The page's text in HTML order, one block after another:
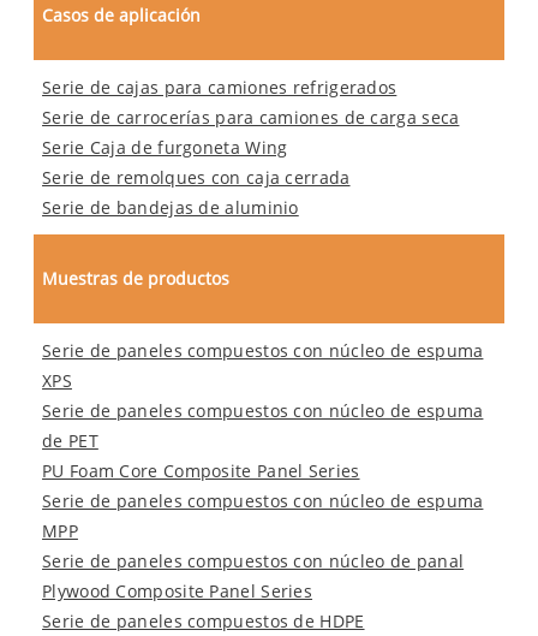
Casos de aplicación
Serie de cajas para camiones refrigerados
Serie de carrocerías para camiones de carga seca
Serie Caja de furgoneta Wing
Serie de remolques con caja cerrada
Serie de bandejas de aluminio
Muestras de productos
Serie de paneles compuestos con núcleo de espuma
XPS
Serie de paneles compuestos con núcleo de espuma
de PET
PU Foam Core Composite Panel Series
Serie de paneles compuestos con núcleo de espuma
MPP
Serie de paneles compuestos con núcleo de panal
Plywood Composite Panel Series
Serie de paneles compuestos de HDPE